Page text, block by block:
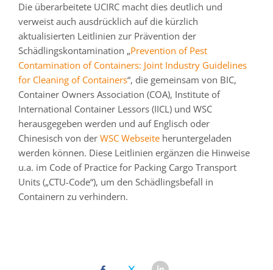
Die überarbeitete UCIRC macht dies deutlich und
verweist auch ausdrücklich auf die kürzlich
aktualisierten Leitlinien zur Prävention der
Schädlingskontamination „Prevention of Pest
Contamination of Containers: Joint Industry Guidelines
for Cleaning of Containers“, die gemeinsam von BIC,
Container Owners Association (COA), Institute of
International Container Lessors (IICL) und WSC
herausgegeben werden und auf Englisch oder
Chinesisch von der WSC Webseite heruntergeladen
werden können. Diese Leitlinien ergänzen die Hinweise
u.a. im Code of Practice for Packing Cargo Transport
Units („CTU-Code“), um den Schädlingsbefall in
Containern zu verhindern.